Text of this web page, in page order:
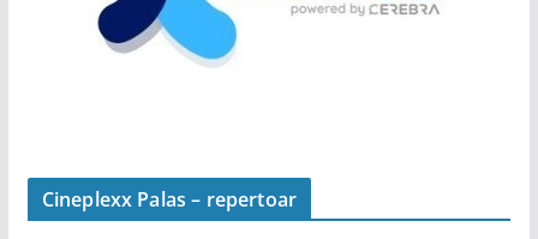
Cineplexx Palas – repertoar